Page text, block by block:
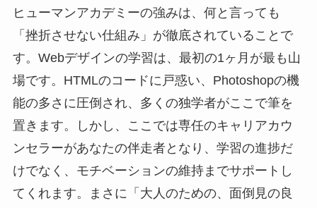
ヒューマンアカデミーの強みは、何と言っても
「挫折させない仕組み」が徹底されていることで
す。Webデザインの学習は、最初の1ヶ月が最も山
場です。HTMLのコードに戸惑い、Photoshopの機
能の多さに圧倒され、多くの独学者がここで筆を
置きます。しかし、ここでは専任のキャリアカウ
ンセラーがあなたの伴走者となり、学習の進捗だ
けでなく、モチベーションの維持までサポートし
てくれます。まさに「大人のための、面倒見の良